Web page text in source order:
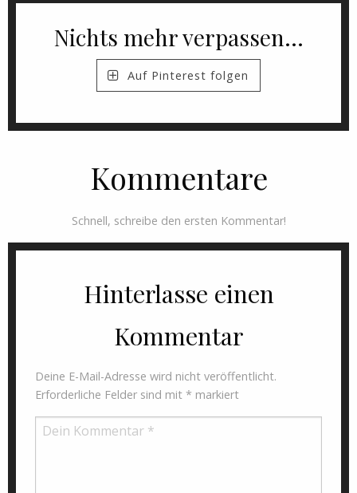
Nichts mehr verpassen...
Auf Pinterest folgen
Kommentare
Schnell, schreibe den ersten Kommentar!
Hinterlasse einen
Kommentar
Deine E-Mail-Adresse wird nicht veröffentlicht.
Erforderliche Felder sind mit * markiert